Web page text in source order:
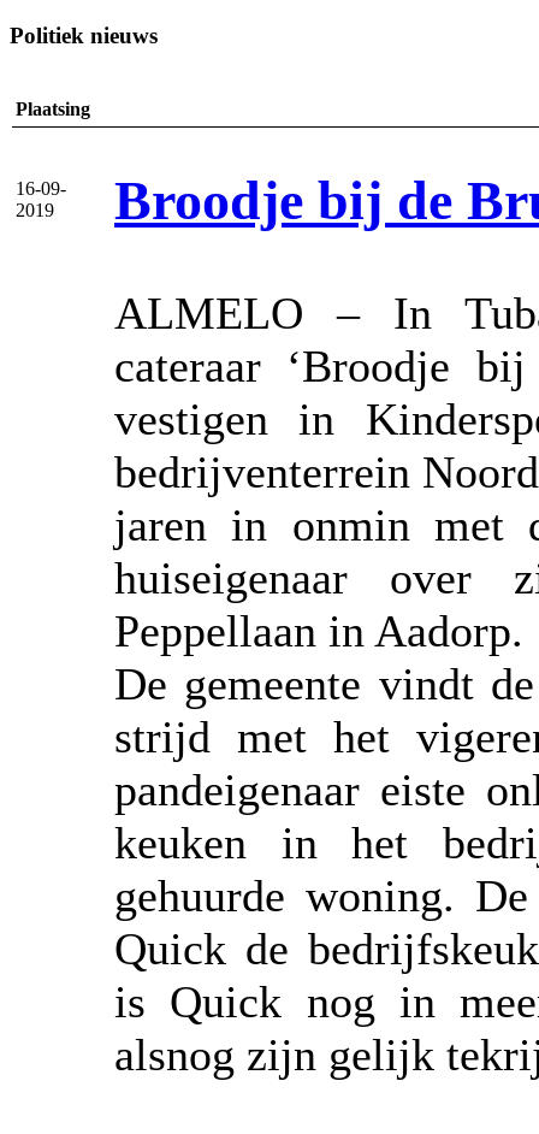
Politiek nieuws
Plaatsing
16-09-
2019
Broodje bij de
ALMELO – In
cateraar ‘Broodje
vestigen in
bedrijventerrein
jaren in onmin met
huiseigenaar over
Peppellaan in Aadorp.
De gemeente vindt
strijd met het
pandeigenaar eiste
keuken in het
gehuurde woning.
Quick de
is Quick nog in
alsnog zijn gelijk